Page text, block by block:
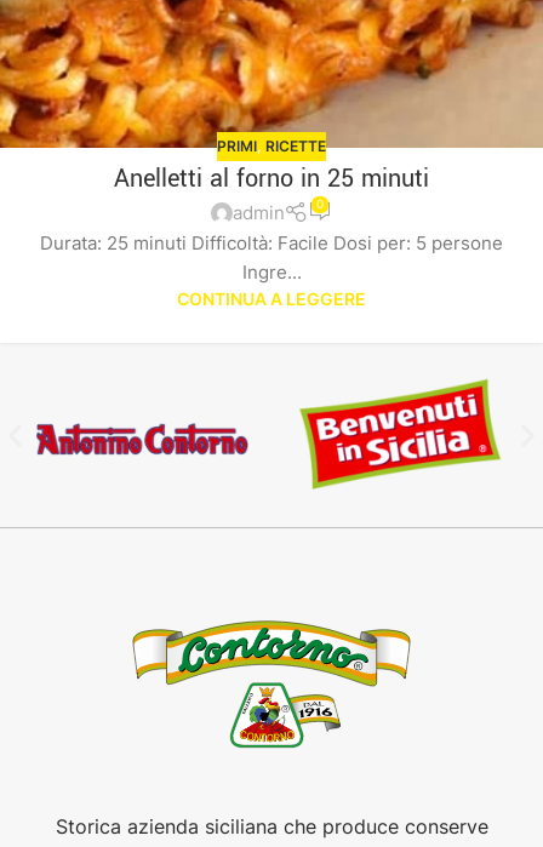
PRIMI, RICETTE
Anelletti al forno in 25 minuti
admin 0
Durata: 25 minuti Difficoltà: Facile Dosi per: 5 persone
Ingre...
CONTINUA A LEGGERE
Storica azienda siciliana che produce conserve